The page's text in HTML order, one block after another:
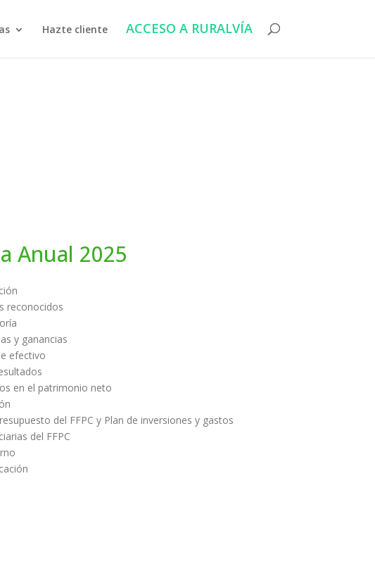
Hazte cliente ACCESO A RURALVÍA
Anual 2025
reconocidos
y ganancias
efectivo
en el patrimonio neto
del FFPC y Plan de inversiones y gastos
del FFPC